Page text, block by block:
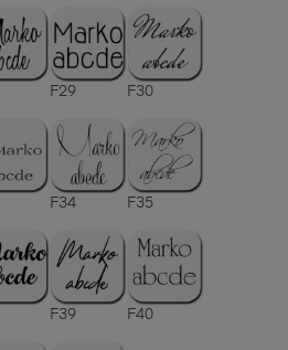
F29 F30
F34 F35
F39 F40